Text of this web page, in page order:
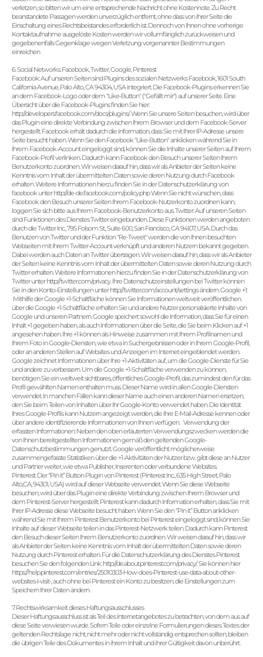
verletzen, so bitten wir um eine entsprechende Nachricht ohne Kostennote. Zu Recht
beanstandete Passagen werden unverzüglich entfernt, ohne dass von Ihrer Seite die
Einschaltung eines Rechtsbeistandes erforderlich ist. Dennoch von Ihnen ohne vorherige
Kontaktaufnahme ausgelöste Kosten werden wir vollumfänglich zurückweisen und
gegebenenfalls Gegenklage wegen Verletzung vorgenannter Bestimmungen
einreichen
6. Social Networks: Facebook, Twitter, Google, Pinterest
Facebook: Auf unseren Seiten sind Plugins des sozialen Netzwerks Facebook, 1601 South
California Avenue, Palo Alto, CA 94304, USA integriert. Die Facebook-Plugins erkennen Sie
an dem Facebook-Logo oder dem "Like-Button" ("Gefällt mir") auf unserer Seite. Eine
Übersicht über die Facebook-Plugins finden Sie hier:
http://developers.facebook.com/docs/plugins/. Wenn Sie unsere Seiten besuchen, wird über
das Plugin eine direkte Verbindung zwischen Ihrem Browser und dem Facebook-Server
hergestellt. Facebook erhält dadurch die Information, dass Sie mit Ihrer IP-Adresse unsere
Seite besucht haben. Wenn Sie den Facebook "Like-Button" anklicken während Sie in
Ihrem Facebook-Account eingeloggt sind, können Sie die Inhalte unserer Seiten auf Ihrem
Facebook-Profil verlinken. Dadurch kann Facebook den Besuch unserer Seiten Ihrem
Benutzerkonto zuordnen. Wir weisen darauf hin, dass wir als Anbieter der Seiten keine
Kenntnis vom Inhalt der übermittelten Daten sowie deren Nutzung durch Facebook
erhalten. Weitere Informationen hierzu finden Sie in der Datenschutzerklärung von
facebook unter http://de-de.facebook.com/policy.php Wenn Sie nicht wünschen, dass
Facebook den Besuch unserer Seiten Ihrem Facebook-Nutzerkonto zuordnen kann,
loggen Sie sich bitte aus Ihrem Facebook-Benutzerkonto aus. Twitter: Auf unseren Seiten
sind Funktionen des Dienstes Twitter eingebunden. Diese Funktionen werden angeboten
durch die Twitter Inc., 795 Folsom St., Suite 600, San Francisco, CA 94107, USA. Durch das
Benutzen von Twitter und der Funktion "Re-Tweet" werden die von Ihnen besuchten
Webseiten mit Ihrem Twitter-Account verknüpft und anderen Nutzern bekannt gegeben.
Dabei werden auch Daten an Twitter übertragen. Wir weisen darauf hin, dass wir als Anbieter
der Seiten keine Kenntnis vom Inhalt der übermittelten Daten sowie deren Nutzung durch
Twitter erhalten. Weitere Informationen hierzu finden Sie in der Datenschutzerklärung von
Twitter unter http://twitter.com/privacy. Ihre Datenschutzeinstellungen bei Twitter können
Sie in den Konto-Einstellungen unter http://twitter.com/account/settings ändern. Google +1:
Mithilfe der Google +1-Schaltfläche können Sie Informationen weltweit veröffentlichen.
über die Google +1-Schaltfläche erhalten Sie und andere Nutzer personalisierte Inhalte von
Google und unseren Partnern. Google speichert sowohl die Information, dass Sie für einen
Inhalt +1 gegeben haben, als auch Informationen über die Seite, die Sie beim Klicken auf +1
angesehen haben. Ihre +1 können als Hinweise zusammen mit Ihrem Profilnamen und
Ihrem Foto in Google-Diensten, wie etwa in Suchergebnissen oder in Ihrem Google-Profil,
oder an anderen Stellen auf Websites und Anzeigen im Internet eingeblendet werden.
Google zeichnet Informationen über Ihre +1-Aktivitäten auf, um die Google-Dienste für Sie
und andere zu verbessern. Um die Google +1-Schaltfläche verwenden zu können,
benötigen Sie ein weltweit sichtbares, öffentliches Google-Profil, das zumindest den für das
Profil gewählten Namen enthalten muss. Dieser Name wird in allen Google-Diensten
verwendet. In manchen Fällen kann dieser Name auch einen anderen Namen ersetzen,
den Sie beim Teilen von Inhalten über Ihr Google-Konto verwendet haben. Die Identität
Ihres Google-Profils kann Nutzern angezeigt werden, die Ihre E-Mail-Adresse kennen oder
über andere identifizierende Informationen von Ihnen verfügen. Verwendung der
erfassten Informationen: Neben den oben erläuterten Verwendungszwecken werden die
von Ihnen bereitgestellten Informationen gemäß den geltenden Google-
Datenschutzbestimmungen genutzt. Google veröffentlicht möglicherweise
zusammengefasste Statistiken über die +1-Aktivitäten der Nutzer bzw. gibt diese an Nutzer
und Partner weiter, wie etwa Publisher, Inserenten oder verbundene Websites.
Pinterest: Der “Pin it” Button Plugin von Pinterest (Pinterest Inc., 635 High Street, Palo
Alto,CA, 94301, USA) wird auf dieser Webseite verwendet. Wenn Sie diese Webseite
besuchen, wird über das Plugin eine direkte Verbindung zwischen Ihrem Browser und
dem Pinterest-Server hergestellt. Pinterest kann dadurch Information erhalten, dass Sie mit
Ihrer IP-Adresse diese Webseite besucht haben. Wenn Sie den “Pin it” Button anklicken
während Sie mit Ihrem Pinterest Benutzerkonto bei Pinterest eingeloggt sind, können Sie
Inhalte auf dieser Webseite teilen in das Pinterest-Netzwerk teilen. Dadurch kann Pinterest
den Besuch dieser Seiten Ihrem Benutzerkonto zuordnen. Wir weisen darauf hin, dass wir
als Anbieter der Seiten keine Kenntnis vom Inhalt der übermittelten Daten sowie deren
Nutzung durch Pinterest erhalten. Für die Datenschutzerklärung des Dienstes Pinterest
besuchen Sie den folgenden Link: http://de.about.pinterest.com/privacy/. Sie können hier
https://help.pinterest.com/entries/25010303-How-does-Pinterest-use-data-about-other-
websites-I-visit-, auch ohne bei Pinterest ein Konto zu besitzen, die Einstellungen zum
Speichern Ihrer Daten ändern.
7. Rechtswirksamkeit dieses Haftungsausschlusses
Dieser Haftungsausschluss ist als Teil des Internetangebotes zu betrachten, von dem aus auf
diese Seite verwiesen wurde. Sofern Teile oder einzelne Formulierungen dieses Textes der
geltenden Rechtslage nicht, nicht mehr oder nicht vollständig entsprechen sollten, bleiben
die übrigen Teile des Dokumentes in ihrem Inhalt und ihrer Gültigkeit davon unberührt.